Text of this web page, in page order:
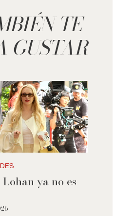
TE
GUSTAR
ya no es